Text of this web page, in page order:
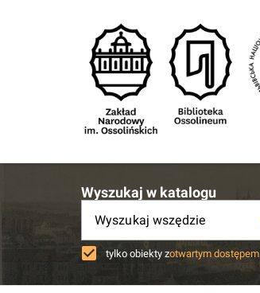
Wyszukaj w katalogu
Wyszukaj wszędzie
tylko obiekty zotwartym dostępem